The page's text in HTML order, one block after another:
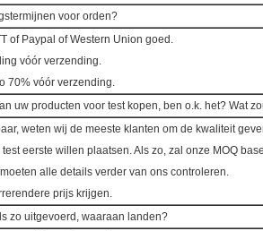
voor orden?
of Paypal of Western Union goed.
vóór verzending.
70% vóór verzending.
uw producten voor test kopen, ben o.k. het? Wat
weten wij de meeste klanten om de kwaliteit
eerste willen plaatsen. Als zo, zal onze MOQ
alle details verder van ons controleren.
prijs krijgen.
zo uitgevoerd, waaraan landen?